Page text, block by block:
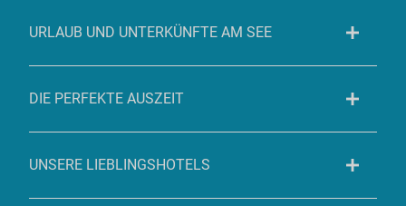
URLAUB UND UNTERKÜNFTE AM SEE
DIE PERFEKTE AUSZEIT
UNSERE LIEBLINGSHOTELS